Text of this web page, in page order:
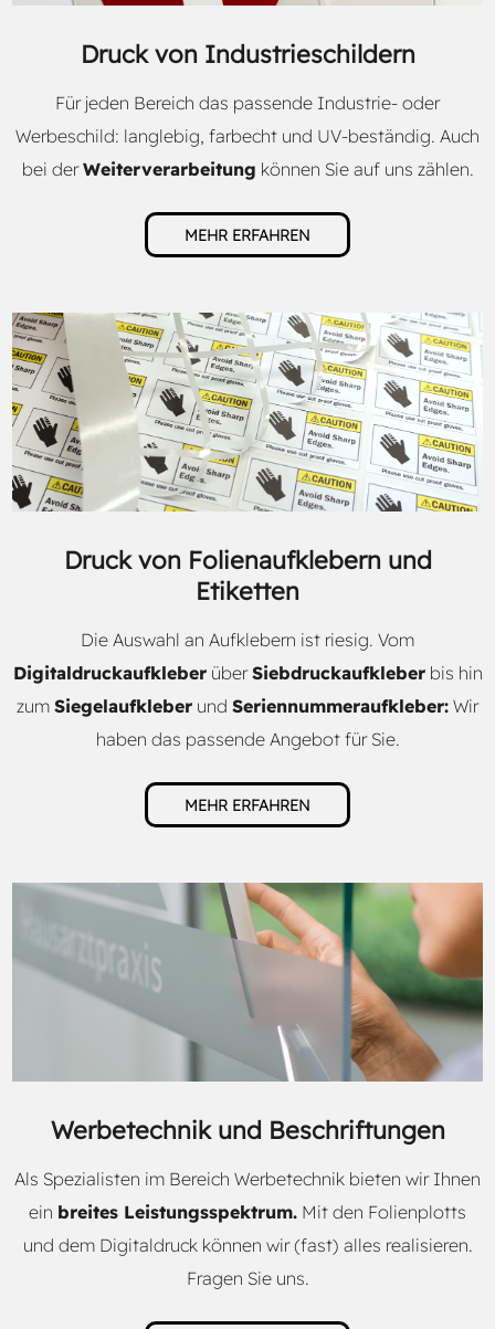
Druck von Industrieschildern
Für jeden Bereich das passende Industrie- oder
Werbeschild: langlebig, farbecht und UV-beständig. Auch
bei derWeiterverarbeitung können Sie auf uns zählen.
MEHR ERFAHREN
Druck von Folienaufklebern und
Etiketten
Die Auswahl an Aufklebern ist riesig. Vom
DigitaldruckaufkleberüberSiebdruckaufkleberbis hin
zum Siegelaufkleber und Seriennummeraufkleber: Wir
haben das passende Angebot für Sie.
MEHR ERFAHREN
Werbetechnik und Beschriftungen
Als Spezialisten im Bereich Werbetechnik bieten wir Ihnen
ein breites Leistungsspektrum. Mit den Folienplotts
und dem Digitaldruck können wir (fast) alles realisieren.
Fragen Sie uns.